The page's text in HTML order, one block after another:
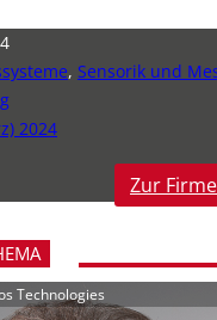
, Sensorik und
2024
Zur
Technologies